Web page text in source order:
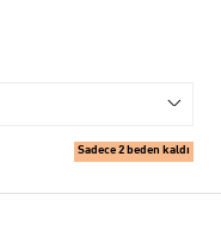
Sadece 2 beden kaldı